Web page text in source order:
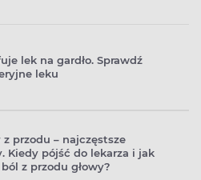
lek na gardło. Sprawdź
leku
z przodu – najczęstsze
Kiedy pójść do lekarza i jak
z przodu głowy?